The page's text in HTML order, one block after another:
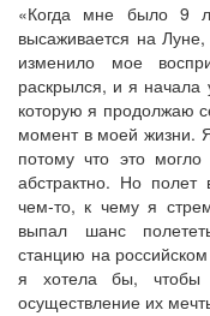
«Когда мне было 9
высаживается на
изменило мое
раскрылся, и я начала
которую я продолжаю
момент в моей жизни.
потому что это
абстрактно. Но полет
чем-то, к чему я
выпал шанс
станцию на
я хотела бы, чтобы
осуществление их